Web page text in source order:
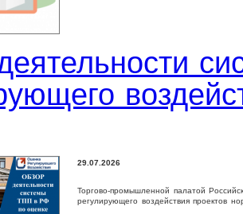
29.07.2026
Торгово-промышленной палатой
регулирующего воздействия проектов